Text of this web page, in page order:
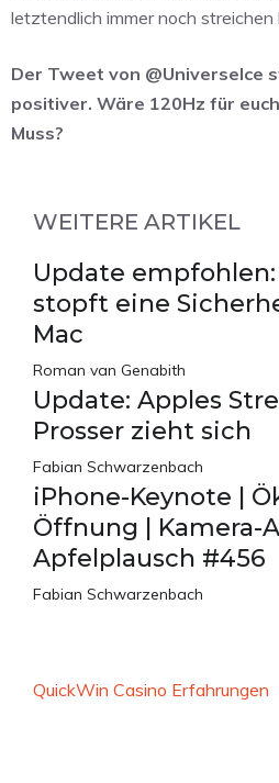
letztendlich immer noch streichen
Der Tweet von @UniverseIce
positiver. Wäre 120Hz für
Muss?
WEITERE ARTIKEL
Update empfohlen:
stopft eine
Mac
Roman van Genabith
Update: Apples
Prosser zieht sich
Fabian Schwarzenbach
iPhone-Keynote |
Öffnung | Kamera-
Apfelplausch #456
Fabian Schwarzenbach
QuickWin Casino Erfahrungen